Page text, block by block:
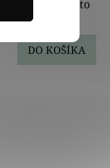
zlato
DO KOŠÍKA